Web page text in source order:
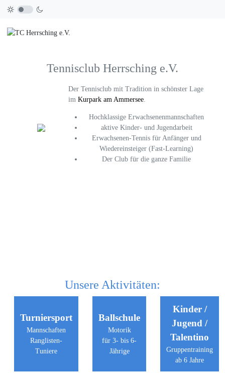
Tennisclub Herrsching e.V.
Der Tennisclub mit Tradition in schönster Lage
im Kurpark am Ammersee
Hochklassige Erwachsenenmannschaften
aktive Kinder- und Jugendarbeit
Erwachsenen-Tennis für Anfänger und
Wiedereinsteiger (Fast-Learning)
Der Club für die ganze Familie
Unsere Aktivitäten:
Turniersport
Mannschaften
Ranglisten-
Tuniere
Ballschule
Motorik
für 3- bis 6-
Jährige
Kinder /
Jugend /
Talentino
Gruppentraining
ab 6 Jahre